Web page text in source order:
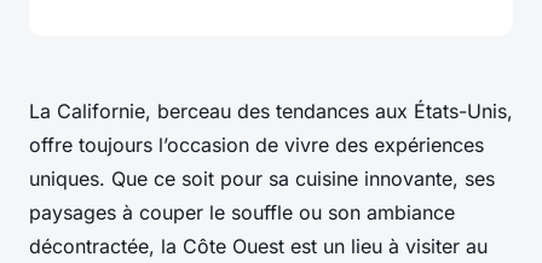
La Californie, berceau des tendances aux États-Unis,
offre toujours l’occasion de vivre des expériences
uniques. Que ce soit pour sa cuisine innovante, ses
paysages à couper le souffle ou son ambiance
décontractée, la Côte Ouest est un lieu à visiter au